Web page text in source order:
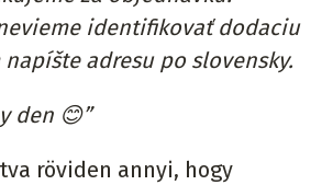
identifikovať dodaciu
adresu po slovensky.
den 😊”
röviden annyi, hogy